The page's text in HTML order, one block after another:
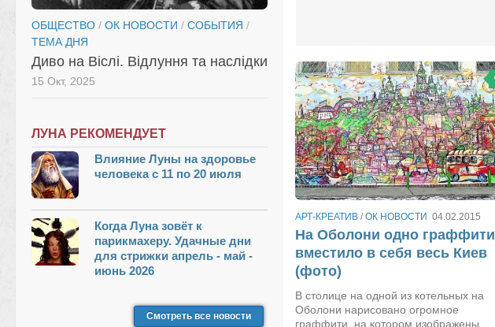
АРТ-КРЕАТИВ /ОК НОВОСТИ 04.02.2015
На Оболони одно граффити
вместило в себя весь Киев
(фото)
В столице на одной из котельных на
Оболони нарисовано огромное
граффити, на котором изображены
ОБЩЕСТВО / ОК НОВОСТИ / СОБЫТИЯ /
ТЕМА ДНЯ
Диво на Віслі. Відлуння та наслідки
15 Окт, 2025
ЛУНА РЕКОМЕНДУЕТ
Влияние Луны на здоровье
человека с 11 по 20 июля
Когда Луна зовёт к
парикмахеру. Удачные дни
для стрижки апрель - май -
июнь 2026
Смотреть все новости